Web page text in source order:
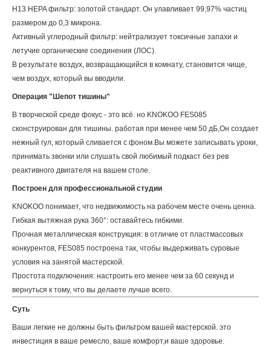
H13 HEPA фильтр: золотой стандарт. Он улавливает 99,97% частиц
размером до 0,3 микрона.
Активный углеродный фильтр: нейтрализует токсичные запахи и
летучие органические соединения (ЛОС).
В результате воздух, возвращающийся в комнату, становится чище,
чем воздух, который вы вводили.
Операция "Шепот тишины"
В творческой среде фокус - это всё. но KNOKOO FES085
сконструирован для тишины. работая при менее чем 50 дБ,Он создает
нежный гул, который сливается с фоном.Вы можете записывать уроки,
принимать звонки или слушать свой любимый подкаст без рев
реактивного двигателя на вашем столе.
Построен для профессиональной студии
KNOKOO понимает, что недвижимость на рабочем месте очень ценна.
Гибкая вытяжная рука 360°: оставайтесь гибкими.
Прочная металлическая конструкция: в отличие от пластмассовых
конкурентов, FES085 построена так, чтобы выдерживать суровые
условия на занятой мастерской.
Простота подключения: настроить его менее чем за 60 секунд и
вернуться к тому, что вы делаете лучше всего.
Суть
Ваши легкие не должны быть фильтром вашей мастерской. это
инвестиция в ваше ремесло, ваше комфорт,и ваше здоровье.